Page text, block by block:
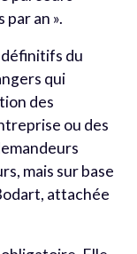
an ».
du
qui
des
ou des
mais sur base
attachée